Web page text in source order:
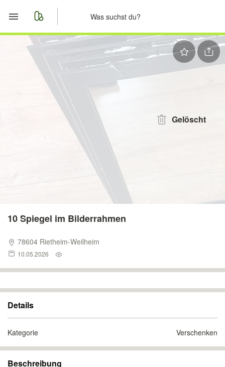
Start
Merkliste
Nachrichten
Anzeige aufgeben
Gelöscht
10 Spiegel im Bilderrahmen
78604 Rietheim-Weilheim
10.05.2026
Details
Kategorie Verschenken
Beschreibung